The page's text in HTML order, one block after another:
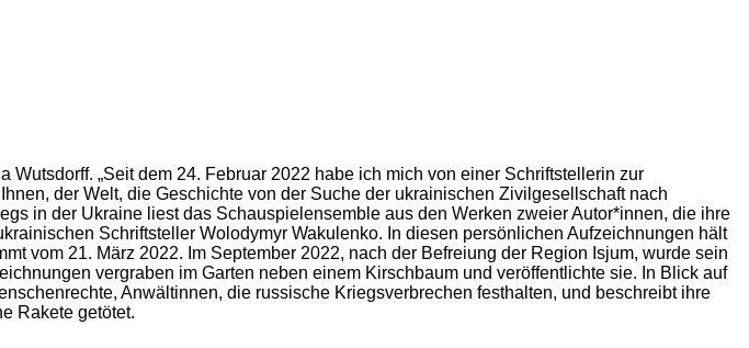
„Seit dem 24. Februar 2022 habe ich mich von einer Schriftstellerin zur
der Welt, die Geschichte von der Suche der ukrainischen Zivilgesellschaft nach
in der Ukraine liest das Schauspielensemble aus den Werken zweier Autor*innen, die ihre
Schriftsteller Wolodymyr Wakulenko. In diesen persönlichen Aufzeichnungen hält
vom 21. März 2022. Im September 2022, nach der Befreiung der Region Isjum, wurde sein
vergraben im Garten neben einem Kirschbaum und veröffentlichte sie. In Blick auf
Anwältinnen, die russische Kriegsverbrechen festhalten, und beschreibt ihre
Rakete getötet.